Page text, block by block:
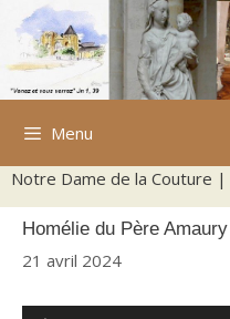
Aller
contenu
Menu
Notre Dame de la Couture |
Homélie du Père Amaury
21 avril 2024